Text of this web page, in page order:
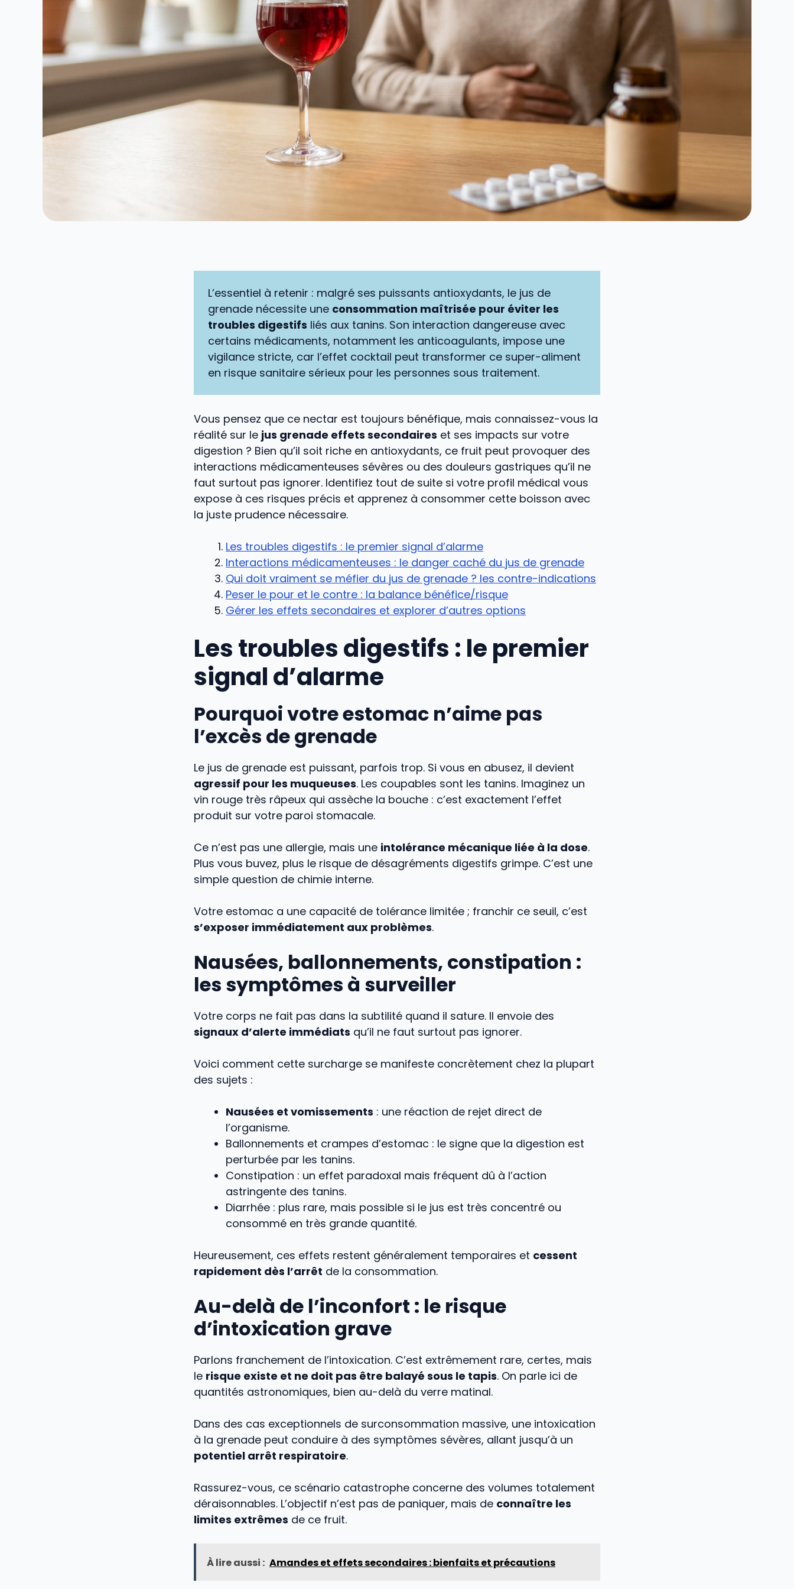
L’essentiel à retenir : malgré ses puissants antioxydants, le jus de
grenade nécessite une consommation maîtrisée pour éviter les
troubles digestifs liés aux tanins. Son interaction dangereuse avec
certains médicaments, notamment les anticoagulants, impose une
vigilance stricte, car l’effet cocktail peut transformer ce super-aliment
en risque sanitaire sérieux pour les personnes sous traitement.
Vous pensez que ce nectar est toujours bénéfique, mais connaissez-vous la
réalité sur le jus grenade effets secondaires et ses impacts sur votre
digestion ? Bien qu’il soit riche en antioxydants, ce fruit peut provoquer des
interactions médicamenteuses sévères ou des douleurs gastriques qu’il ne
faut surtout pas ignorer. Identifiez tout de suite si votre profil médical vous
expose à ces risques précis et apprenez à consommer cette boisson avec
la juste prudence nécessaire.
Les troubles digestifs : le premier signal d’alarme
Interactions médicamenteuses : le danger caché du jus de grenade
Qui doit vraiment se méfier du jus de grenade ? les contre-indications
Peser le pour et le contre : la balance bénéfice/risque
Gérer les effets secondaires et explorer d’autres options
Les troubles digestifs : le premier
signal d’alarme
Pourquoi votre estomac n’aime pas
l’excès de grenade
Le jus de grenade est puissant, parfois trop. Si vous en abusez, il devient
agressif pour les muqueuses. Les coupables sont les tanins. Imaginez un
vin rouge très râpeux qui assèche la bouche : c’est exactement l’effet
produit sur votre paroi stomacale.
Ce n’est pas une allergie, mais une intolérance mécanique liée à la dose.
Plus vous buvez, plus le risque de désagréments digestifs grimpe. C’est une
simple question de chimie interne.
Votre estomac a une capacité de tolérance limitée ; franchir ce seuil, c’est
s’exposer immédiatement aux problèmes.
Nausées, ballonnements, constipation :
les symptômes à surveiller
Votre corps ne fait pas dans la subtilité quand il sature. Il envoie des
signaux d’alerte immédiats qu’il ne faut surtout pas ignorer.
Voici comment cette surcharge se manifeste concrètement chez la plupart
des sujets :
Nausées et vomissements : une réaction de rejet direct de
l’organisme.
Ballonnements et crampes d’estomac : le signe que la digestion est
perturbée par les tanins.
Constipation : un effet paradoxal mais fréquent dû à l’action
astringente des tanins.
Diarrhée : plus rare, mais possible si le jus est très concentré ou
consommé en très grande quantité.
Heureusement, ces effets restent généralement temporaires et cessent
rapidement dès l’arrêt de la consommation.
Au-delà de l’inconfort : le risque
d’intoxication grave
Parlons franchement de l’intoxication. C’est extrêmement rare, certes, mais
le risque existe et ne doit pas être balayé sous le tapis. On parle ici de
quantités astronomiques, bien au-delà du verre matinal.
Dans des cas exceptionnels de surconsommation massive, une intoxication
à la grenade peut conduire à des symptômes sévères, allant jusqu’à un
potentiel arrêt respiratoire.
Rassurez-vous, ce scénario catastrophe concerne des volumes totalement
déraisonnables. L’objectif n’est pas de paniquer, mais de connaître les
limites extrêmes de ce fruit.
À lire aussi : Amandes et effets secondaires : bienfaits et précautions